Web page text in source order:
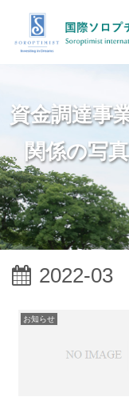
資金調達事
関係の写
2022-03
お知らせ